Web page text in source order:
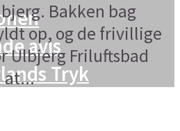
avis
Tryk
Bakken bag
op, og de frivillige
Ulbjerg Friluftsbad
at...